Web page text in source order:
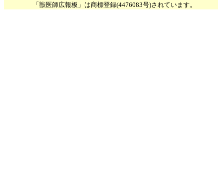
「獣医師広報板」は商標登録(4476083号)されています。